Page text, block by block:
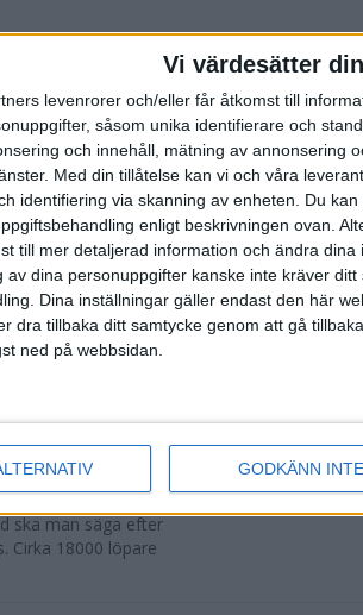
Vi värdesätter
levenrorer och/eller får åtkomst till
såsom unika identifierare och
och innehåll, mätning av annonsering
Med din tillåtelse kan vi och våra
identifiering via skanning av enheten. Du
enligt beskrivningen ovan.
till mer detaljerad information och ändra dina
av dina personuppgifter kanske inte kräver
Dina inställningar gäller endast den här
dra tillbaka ditt samtycke genom att gå
ned på webbsidan.
GODKÄNN INTE
4 oktober. 10 500
2 500 fler än
att avgöras
i Lievin i
ska man säga efter
Cirka 18000 löpare